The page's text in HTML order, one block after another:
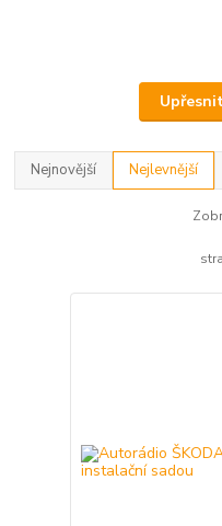
Nejnovější Nejlevnější